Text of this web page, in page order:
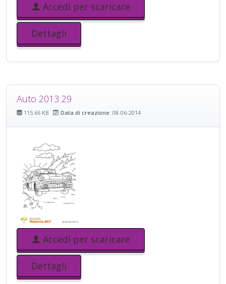
Accedi per scaricare
Dettagli
Auto 2013 29
115.66 KB Data di creazione: 08-06-2014
Accedi per scaricare
Dettagli